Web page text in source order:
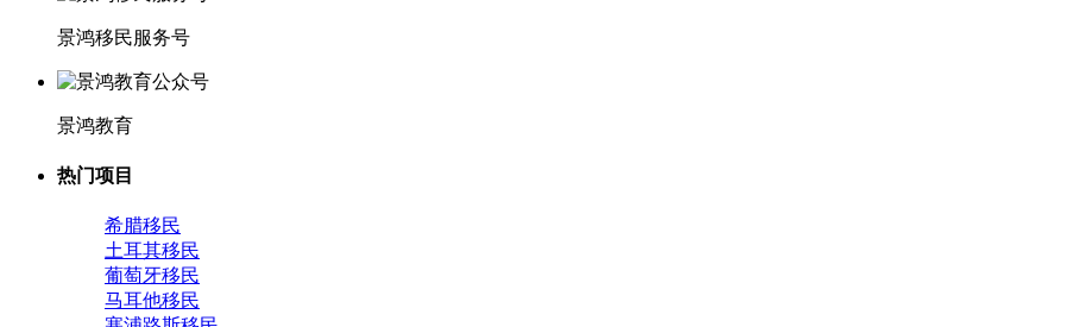
景鸿移民服务号
景鸿教育
热门项目
希腊移民
土耳其移民
葡萄牙移民
马耳他移民